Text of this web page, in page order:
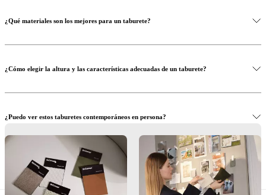
¿Qué materiales son los mejores para un taburete?
¿Cómo elegir la altura y las características adecuadas de un taburete?
¿Puedo ver estos taburetes contemporáneos en persona?
¿Necesitas ayuda para diseñar tu cocina o zona de bar?